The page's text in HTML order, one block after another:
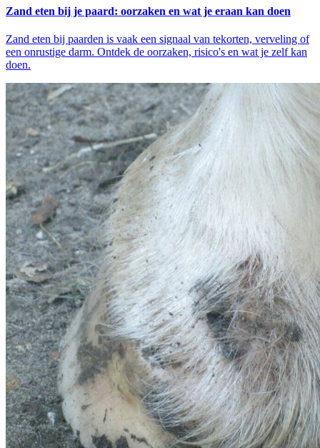
Zand eten bij je paard: oorzaken en wat je eraan kan doen
Zand eten bij paarden is vaak een signaal van tekorten, verveling of
een onrustige darm. Ontdek de oorzaken, risico's en wat je zelf kan
doen.